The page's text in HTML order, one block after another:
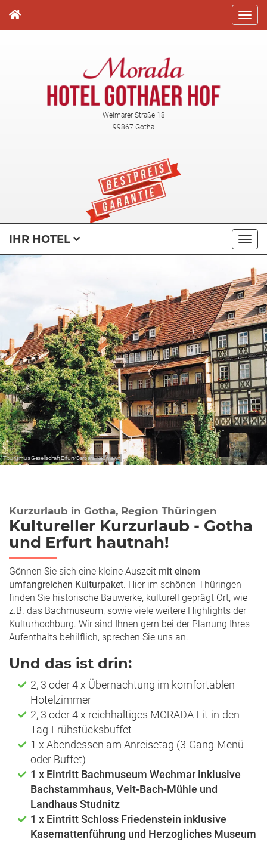
zum
Inhalt
Weimarer Straße 18
99867 Gotha
IHR HOTEL
Tourismus Gesellschaft Erfurt/Barbara Neumann
Kurzurlaub in Gotha, Region Thüringen
Kultureller Kurzurlaub - Gotha
und Erfurt hautnah!
Gönnen Sie sich eine kleine Auszeit mit einem
umfangreichen Kulturpaket. Hier im schönen Thüringen
finden Sie historische Bauwerke, kulturell geprägt Ort, wie
z.B. das Bachmuseum, sowie viele weitere Highlights der
Kulturhochburg. Wir sind Ihnen gern bei der Planung Ihres
Aufenthalts behilflich, sprechen Sie uns an.
Und das ist drin:
2, 3 oder 4 x Übernachtung im komfortablen
Hotelzimmer
2, 3 oder 4 x reichhaltiges MORADA Fit-in-den-
Tag-Frühstücksbuffet
1 x Abendessen am Anreisetag (3-Gang-Menü
oder Buffet)
1 x Eintritt Bachmuseum Wechmar inklusive
Bachstammhaus, Veit-Bach-Mühle und
LandhausStudnitz
1 x Eintritt Schloss Friedenstein inklusive
Kasemattenführung und Herzogliches Museum